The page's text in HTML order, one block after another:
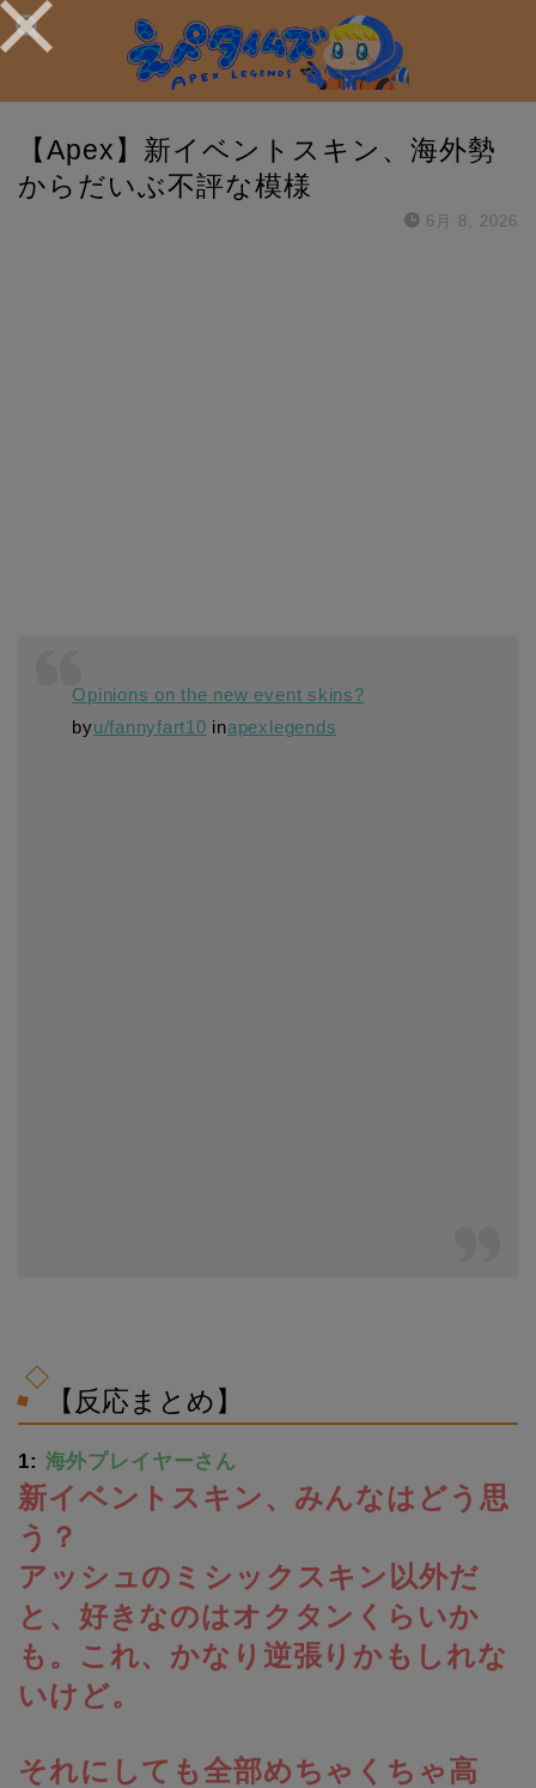
【Apex】新イベントスキン、海外勢
からだいぶ不評な模様
6月 8, 2026
Opinions on the new event skins?
byu/fannyfart10 inapexlegends
【反応まとめ】
1: 海外プレイヤーさん
新イベントスキン、みんなはどう思
う？
アッシュのミシックスキン以外だ
と、好きなのはオクタンくらいか
も。これ、かなり逆張りかもしれな
いけど。
それにしても全部めちゃくちゃ高